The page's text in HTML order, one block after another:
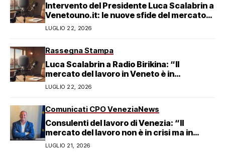
Intervento del Presidente Luca Scalabrin a
Venetouno.it: le nuove sfide del mercato
del lavoro veneziano
LUGLIO 22, 2026
Rassegna Stampa
Luca Scalabrin a Radio Birikina: “Il
mercato del lavoro in Veneto è in
trasformazione”
LUGLIO 22, 2026
Comunicati CPO VeneziaNews
Consulenti del lavoro di Venezia: “Il
mercato del lavoro non è in crisi ma in
trasformazione, serve responsabilità
condivisa”
LUGLIO 21, 2026